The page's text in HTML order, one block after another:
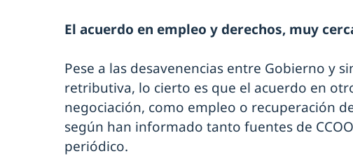
El acuerdo en empleo y derechos, muy
Pese a las desavenencias entre Gobierno y
retributiva, lo cierto es que el acuerdo en
negociación, como empleo o recuperación
según han informado tanto fuentes de
periódico.